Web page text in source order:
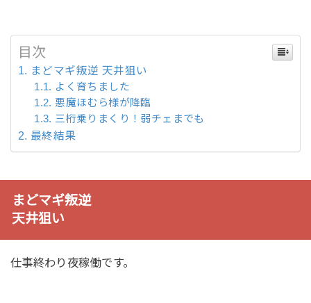
目次
まどマギ叛逆 天井狙い
よく育ちました
悪魔ほむら様が降臨
三桁乗りまくり！弱チェまでも
最終結果
まどマギ叛逆
天井狙い
仕事終わり夜稼働です。